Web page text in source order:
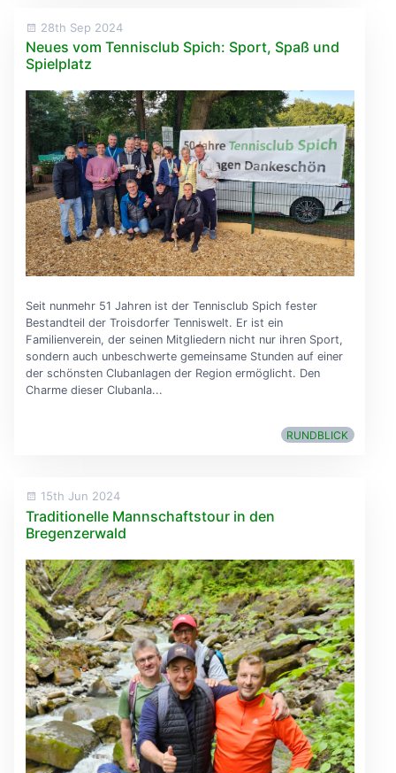
28th Sep 2024
Neues vom Tennisclub Spich: Sport, Spaß und
Spielplatz
Seit nunmehr 51 Jahren ist der Tennisclub Spich fester
Bestandteil der Troisdorfer Tenniswelt. Er ist ein
Familienverein, der seinen Mitgliedern nicht nur ihren Sport,
sondern auch unbeschwerte gemeinsame Stunden auf einer
der schönsten Clubanlagen der Region ermöglicht. Den
Charme dieser Clubanla...
RUNDBLICK
15th Jun 2024
Traditionelle Mannschaftstour in den
Bregenzerwald